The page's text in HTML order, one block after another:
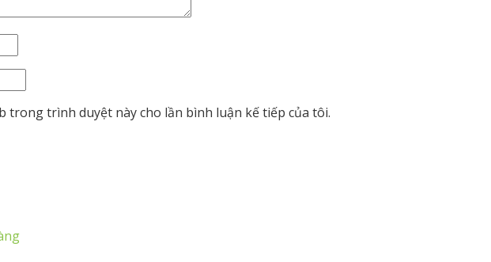
trong trình duyệt này cho lần bình luận kế tiếp của tôi.